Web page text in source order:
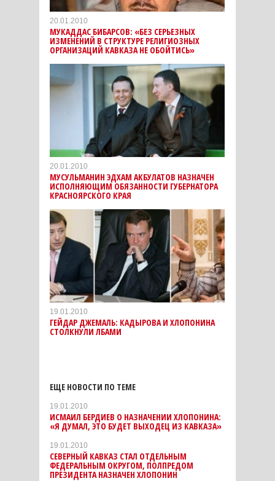
20.01.2010
МУКАДДАС БИБАРСОВ: «БЕЗ СЕРЬЕЗНЫХ
ИЗМЕНЕНИЙ В СТРУКТУРЕ РЕЛИГИОЗНЫХ
ОРГАНИЗАЦИЙ КАВКАЗА НЕ ОБОЙТИСЬ»
20.01.2010
МУСУЛЬМАНИН ЭДХАМ АКБУЛАТОВ НАЗНАЧЕН
ИСПОЛНЯЮЩИМ ОБЯЗАННОСТИ ГУБЕРНАТОРА
КРАСНОЯРСКОГО КРАЯ
19.01.2010
ГЕЙДАР ДЖЕМАЛЬ: КАДЫРОВА И ХЛОПОНИНА
СТОЛКНУЛИ ЛБАМИ
ЕЩЕ НОВОСТИ ПО ТЕМЕ
19.01.2010
ИСМАИЛ БЕРДИЕВ О НАЗНАЧЕНИИ ХЛОПОНИНА:
«Я ДУМАЛ, ЭТО БУДЕТ ВЫХОДЕЦ ИЗ КАВКАЗА»
19.01.2010
СЕВЕРНЫЙ КАВКАЗ СТАЛ ОТДЕЛЬНЫМ
ФЕДЕРАЛЬНЫМ ОКРУГОМ, ПОЛПРЕДОМ
ПРЕЗИДЕНТА НАЗНАЧЕН ХЛОПОНИН